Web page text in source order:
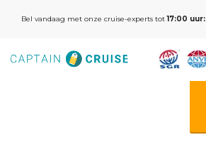
Bel vandaag met onze cruise-experts tot17:00 uur: